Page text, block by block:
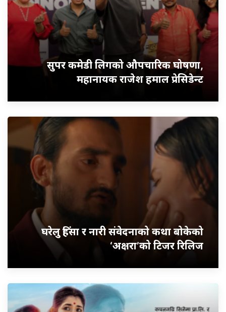
सुपर कमेडी लिगको औपचारिक घोषणा,
महानायक राजेश हमाल प्रेसिडेन्ट
घरेलु हिंसा र नारी संवेदनाको कथा बोकेको
‘अक्षरा’को टिजर रिलिज